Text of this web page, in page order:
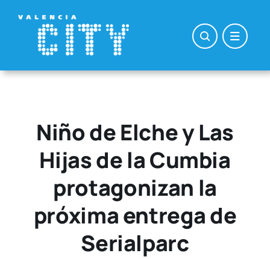
contenido
Niño de Elche y Las
Hijas de la Cumbia
protagonizan la
próxima entrega de
Serialparc